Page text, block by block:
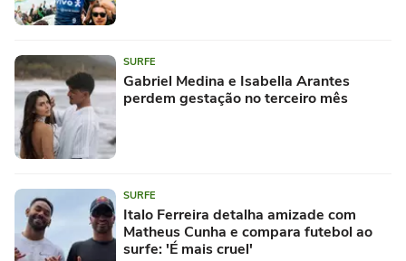
SURFE
Gabriel Medina e Isabella Arantes
perdem gestação no terceiro mês
SURFE
Italo Ferreira detalha amizade com
Matheus Cunha e compara futebol ao
surfe: 'É mais cruel'